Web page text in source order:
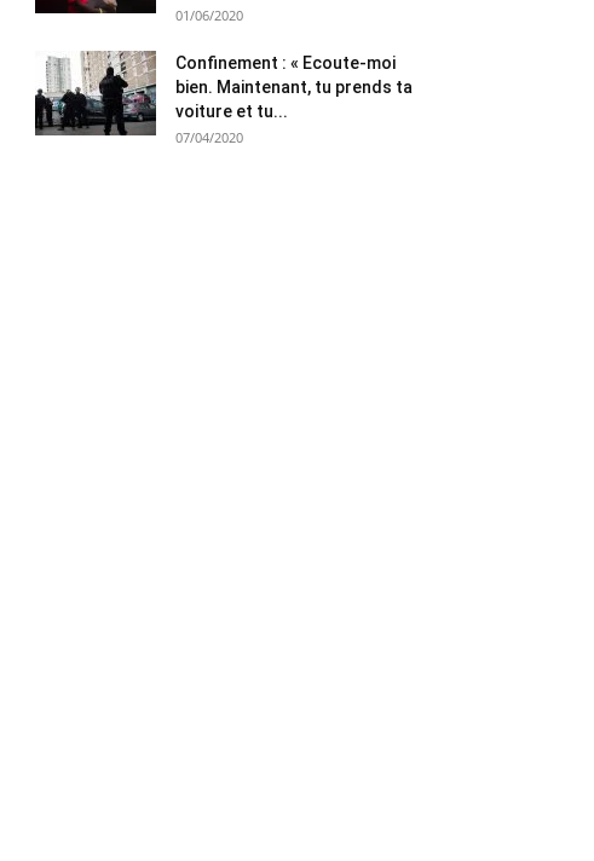
01/06/2020
Confinement : « Ecoute-moi
bien. Maintenant, tu prends ta
voiture et tu...
07/04/2020